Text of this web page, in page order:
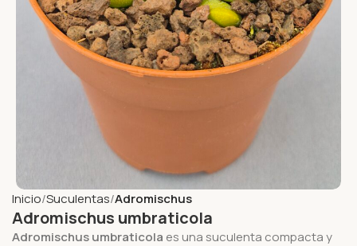
Inicio Suculentas Adromischus
Adromischus umbraticola
Adromischus umbraticola es una suculenta compacta y